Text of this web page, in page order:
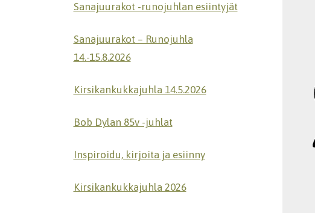
Sanajuurakot -runojuhlan esiintyjät
Sanajuurakot – Runojuhla
14.-15.8.2026
Kirsikankukkajuhla 14.5.2026
Bob Dylan 85v -juhlat
Inspiroidu, kirjoita ja esiinny
Kirsikankukkajuhla 2026